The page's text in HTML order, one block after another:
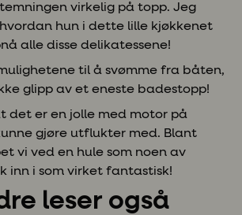
virkelig på topp. Jeg
hun i dette lille kjøkkenet
alle disse delikatessene!
til å svømme fra båten,
glipp av et eneste badestopp!
det er en jolle med motor på
gjøre utflukter med. Blant
vi ved en hule som noen av
inn i som virket fantastisk!
leser også